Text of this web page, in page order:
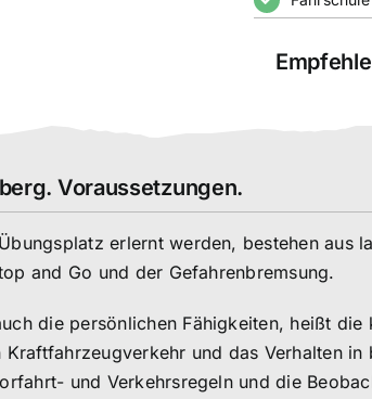
Voraussetzungen.
erlernt werden, bestehen aus
and Go und der Gefahrenbremsung.
die persönlichen Fähigkeiten, heißt
und das Verhalten
und Verkehrsregeln und die